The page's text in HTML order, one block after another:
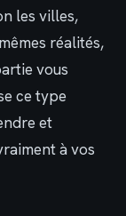
les villes,
réalités,
vous
ce type
et
à vos